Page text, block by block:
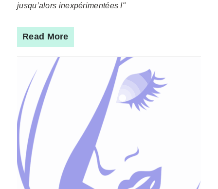
jusqu’alors inexpérimentées !"
Read More